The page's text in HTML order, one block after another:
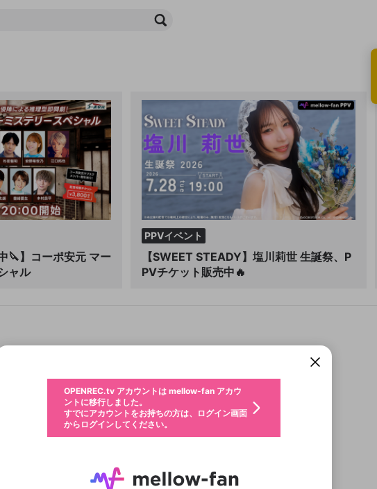
🔪】コーポ安元 マー
ャル
PPVイベント
【SWEET STEADY】塩川莉世 生誕祭、P
PVチケット販売中🔥
ポイントが不足しています
ご確認ください
利用規約とプライバシーポリシーが更新されました。
新規登録
メールアドレスで新規登録
または
@ ログイン
メールアドレスでログイン
または
ログイン
OPENREC.tv アカウントは mellow-fan アカウ
ントに移行しました。
すでにアカウントをお持ちの方は、ログイン画面
からログインしてください。
入力していただいたメールアドレス
に、パスワード再設定用URLを記載
年 月
生年月は登録後に変更できません。
認証コードの入力
ール記載の6桁の認証コードを入力してください。
セッションの有効期限が切れたた
不適切なユーザーとして報告します
か？
問題を選択してください
サブスクシェア
限定コミュニティ参加方法
Discordアカウントをお持ちでない方